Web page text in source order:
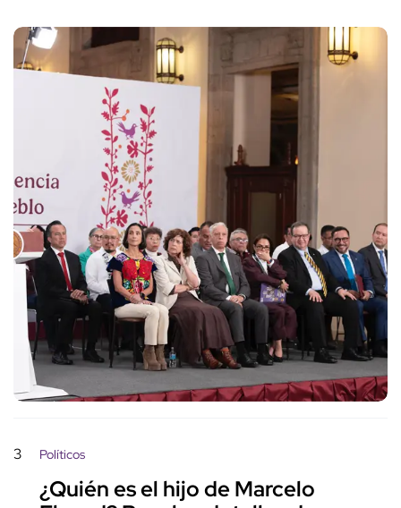
3 Políticos
¿Quién es el hijo de Marcelo